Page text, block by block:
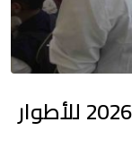
كشف نتائج مسابقة الأساتذة 2026 للأطوار